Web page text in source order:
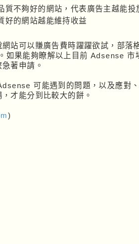
質不夠好的網站，代表廣告主越能投
好的網站越能維持收益
站可以賺廣告費時躍躍欲試，部落
如果能夠瞭解以上目前 Adsense 市
著申請。
可能遇到的問題，以及應對
才能分到比較大的餅。
)